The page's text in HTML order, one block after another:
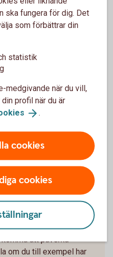
kronor, till 3,94 %
senast ändrad
ränta: 4,01 % (ej
inklusive amortering
är oförändrad under
kronor. Antalet
aviseringar, utan
Vid postala avier
kronor i aviavgift.
att påverka
om du till exempel har
ska fungera för dig. Det
som förbättrar din
statistik
medgivande när du vill,
profil när du är
.
cookies
cookies